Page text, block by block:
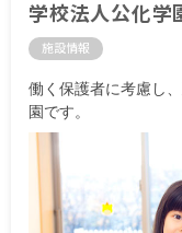
学校法人公化学
施設情報
働く保護者に考慮し
園です。